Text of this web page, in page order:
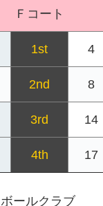
Ｆコート
1st 4
2nd 8
3rd 14
4th 17
ールクラブ